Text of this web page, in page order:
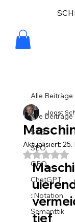
Alle Beiträge
SGE
SEO
GEO
ChatGPT
::Notation
Semanttik
Alle Beiträge
Joost
Aktualisiert: 25.
Mit NaN
tief